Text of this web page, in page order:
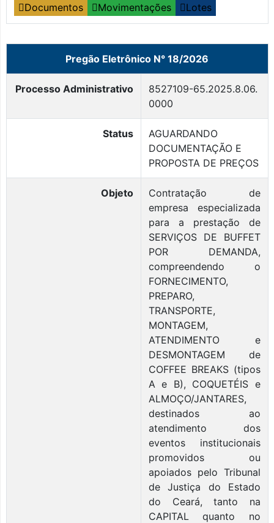
Documentos Movimentações Lotes
Pregão Eletrônico N° 18/2026
Processo Administrativo
8527109-65.2025.8.06.
0000
Status
AGUARDANDO
DOCUMENTAÇÃO E
PROPOSTA DE PREÇOS
Objeto
Contratação de
empresa especializada
para a prestação de
SERVIÇOS DE BUFFET
POR DEMANDA,
compreendendo o
FORNECIMENTO,
PREPARO,
TRANSPORTE,
MONTAGEM,
ATENDIMENTO e
DESMONTAGEM de
COFFEE BREAKS (tipos
A e B), COQUETÉIS e
ALMOÇO/JANTARES,
destinados ao
atendimento dos
eventos institucionais
promovidos ou
apoiados pelo Tribunal
de Justiça do Estado
do Ceará, tanto na
CAPITAL quanto no